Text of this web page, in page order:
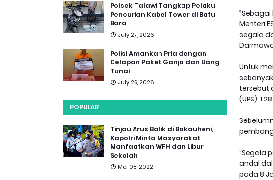
Menteri
segala
Untuk
tersebut
(UPS),
”Segala
andal
pada 8
Polsek Talawi Tangkap Pelaku
Pencurian Kabel Tower di Batu
Bara
July 27, 2026
Polisi Amankan Pria dengan
Delapan Paket Ganja dan Uang
Tunai
July 25, 2026
POPULAR
Tinjau Arus Balik di Bakauheni,
Kapolri Minta Masyarakat
Manfaatkan WFH dan Libur
Sekolah
Mei 08, 2022